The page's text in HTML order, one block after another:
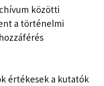
közötti
a történelmi
értékesek a kutatók